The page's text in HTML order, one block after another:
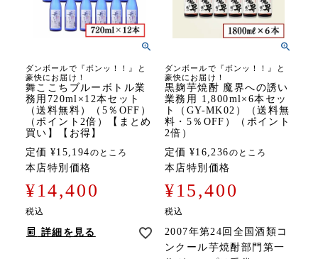
ダンボールで『ボンッ！！』と
豪快にお届け！
舞ここちブルーボトル業
務用720ml×12本セット
（送料無料）（5％OFF）
（ポイント2倍）【まとめ
買い】【お得】
定価 ¥15,194のところ
本店特別価格
¥14,400
税込
詳細を見る
ダンボールで『ボンッ！！』と
豪快にお届け！
黒麹芋焼酎 魔界への誘い
業務用 1,800ml×6本セッ
ト（GY-MK02）（送料無
料・5％OFF）（ポイント
2倍）
定価 ¥16,236のところ
本店特別価格
¥15,400
税込
2007年第24回全国酒類コ
ンクール芋焼酎部門第一